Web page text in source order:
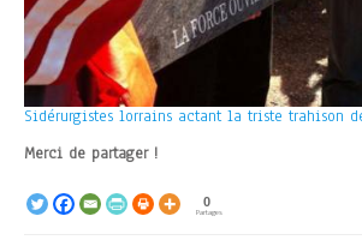
Sidérurgistes lorrains actant la triste trahison
Merci de partager !
0
Partages